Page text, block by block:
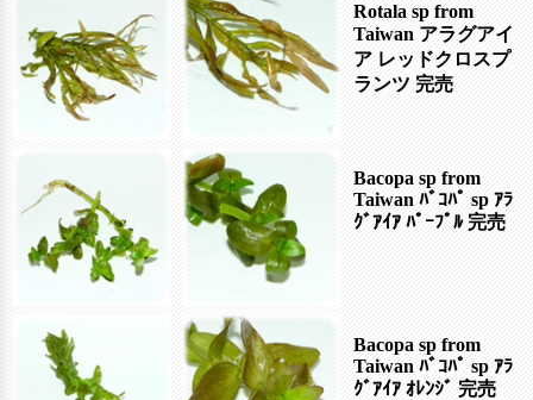
Rotala sp from
Taiwan アラグアイ
ア レッドクロスプ
ランツ 完売
Bacopa sp from
Taiwan ﾊﾞｺﾊﾟ sp ｱﾗ
ｸﾞｱｲｱ ﾊﾟｰﾌﾟﾙ 完売
Bacopa sp from
Taiwan ﾊﾞｺﾊﾟ sp ｱﾗ
ｸﾞｱｲｱ ｵﾚﾝｼﾞ 完売